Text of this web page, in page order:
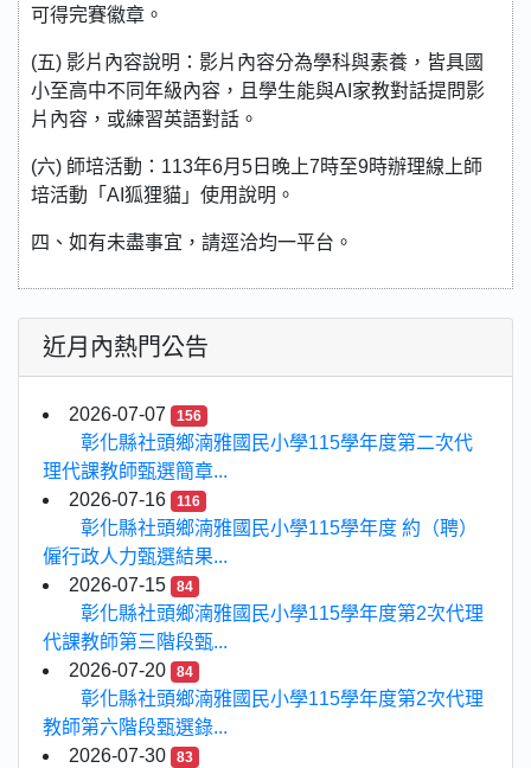
可得完賽徽章。
(五) 影片內容說明：影片內容分為學科與素養，皆具國
小至高中不同年級內容，且學生能與AI家教對話提問影
片內容，或練習英語對話。
(六) 師培活動：113年6月5日晚上7時至9時辦理線上師
培活動「AI狐狸貓」使用說明。
四、如有未盡事宜，請逕洽均一平台。
近月內熱門公告
2026-07-07 156
彰化縣社頭鄉湳雅國民小學115學年度第二次代
理代課教師甄選簡章...
2026-07-16
116
彰化縣社頭鄉湳雅國民小學115學年度 約（聘）
僱行政人力甄選結果...
2026-07-15
84
彰化縣社頭鄉湳雅國民小學115學年度第2次代理
代課教師第三階段甄...
2026-07-20
84
彰化縣社頭鄉湳雅國民小學115學年度第2次代理
教師第六階段甄選錄...
2026-07-30
83